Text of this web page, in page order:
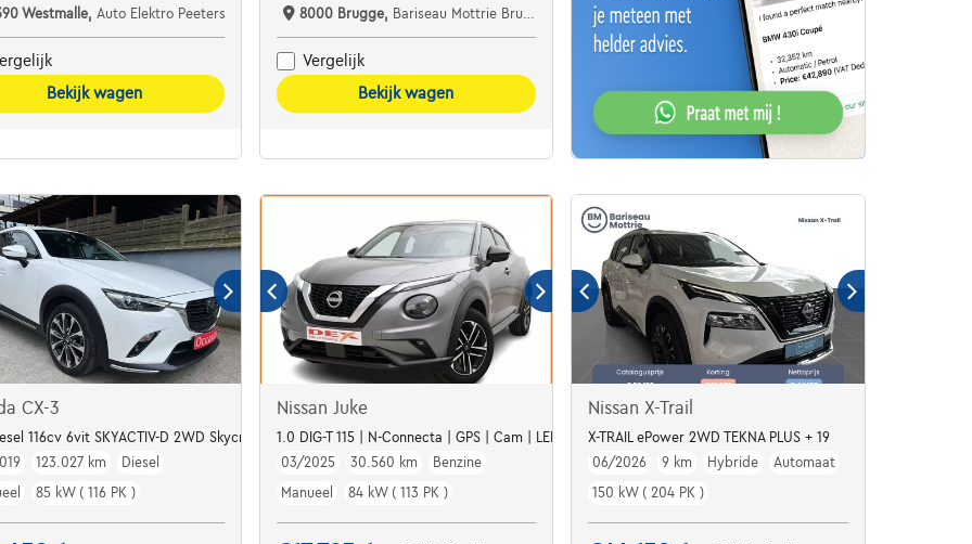
Westmalle, Auto Elektro Peeters
Bekijk wagen
8000 Brugge, Bariseau Mottrie Brugge
Vergelijk
Bekijk wagen
CX-3
116cv 6vit SKYACTIV-D 2WD Skycruise
123.027 km
Diesel
85 kW ( 116 PK )
Nissan Juke
1.0 DIG-T 115 | N-Connecta | GPS | Cam | LED | ALU17
03/2025
30.560 km
Benzine
Manueel
84 kW ( 113 PK )
Nissan X-Trail
X-TRAIL ePower 2WD TEKNA PLUS + 19
06/2026
9 km Hybride
Automaat
150 kW ( 204 PK )